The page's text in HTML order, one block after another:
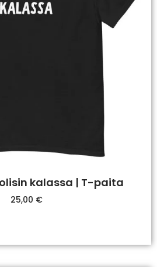
kalassa | T-paita
25,00 €